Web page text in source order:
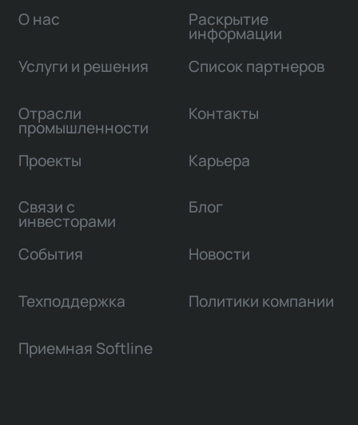
О нас
Услуги и решения
Отрасли
промышленности
Проекты
Связи с
инвесторами
Раскрытие
информации
Список партнеров
Контакты
Карьера
Блог
События Новости
Техподдержка Политики компании
Приемная Softline